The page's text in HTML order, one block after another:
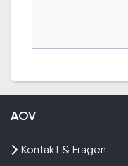
AOV
Kontakt & Fragen